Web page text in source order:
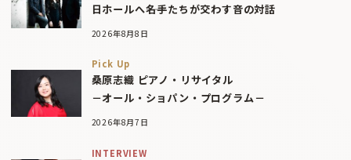
日ホールへ――名手たちが交わす音の対話
2026年8月8日
Pick Up
桑原志織 ピアノ・リサイタル
－オール・ショパン・プログラム－
2026年8月7日
INTERVIEW